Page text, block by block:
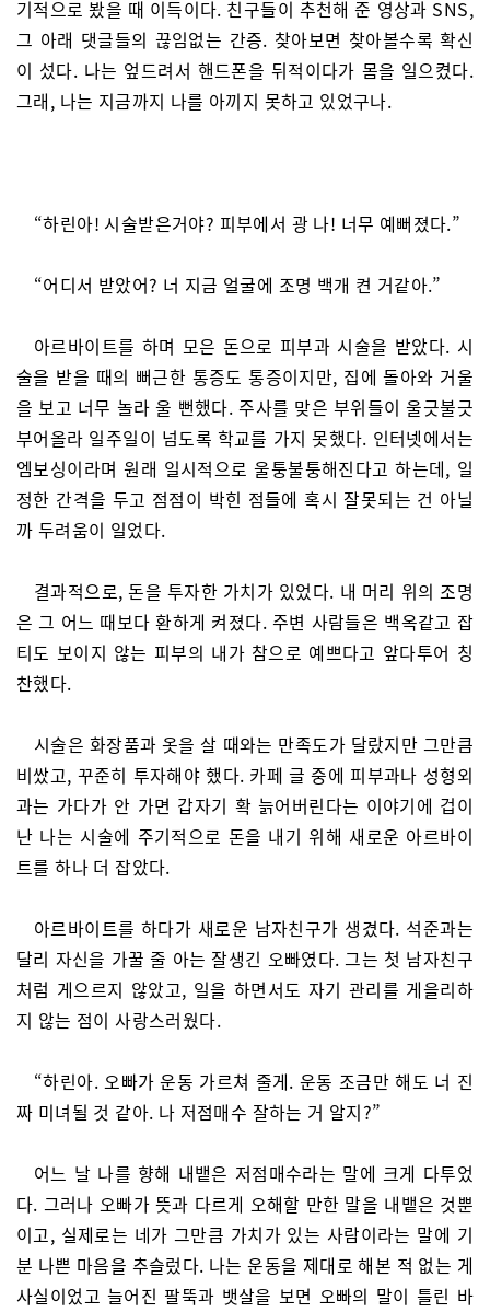
기적으로 봤을 때 이득이다. 친구들이 추천해 준 영상과 SNS,
그 아래 댓글들의 끊임없는 간증. 찾아보면 찾아볼수록 확신
이 섰다. 나는 엎드려서 핸드폰을 뒤적이다가 몸을 일으켰다.
그래, 나는 지금까지 나를 아끼지 못하고 있었구나.
“하린아! 시술받은거야? 피부에서 광 나! 너무 예뻐졌다.”
“어디서 받았어? 너 지금 얼굴에 조명 백개 켠 거같아.”
아르바이트를 하며 모은 돈으로 피부과 시술을 받았다. 시
술을 받을 때의 뻐근한 통증도 통증이지만, 집에 돌아와 거울
을 보고 너무 놀라 울 뻔했다. 주사를 맞은 부위들이 울긋불긋
부어올라 일주일이 넘도록 학교를 가지 못했다. 인터넷에서는
엠보싱이라며 원래 일시적으로 울퉁불퉁해진다고 하는데, 일
정한 간격을 두고 점점이 박힌 점들에 혹시 잘못되는 건 아닐
까 두려움이 일었다.
결과적으로, 돈을 투자한 가치가 있었다. 내 머리 위의 조명
은 그 어느 때보다 환하게 켜졌다. 주변 사람들은 백옥같고 잡
티도 보이지 않는 피부의 내가 참으로 예쁘다고 앞다투어 칭
찬했다.
시술은 화장품과 옷을 살 때와는 만족도가 달랐지만 그만큼
비쌌고, 꾸준히 투자해야 했다. 카페 글 중에 피부과나 성형외
과는 가다가 안 가면 갑자기 확 늙어버린다는 이야기에 겁이
난 나는 시술에 주기적으로 돈을 내기 위해 새로운 아르바이
트를 하나 더 잡았다.
아르바이트를 하다가 새로운 남자친구가 생겼다. 석준과는
달리 자신을 가꿀 줄 아는 잘생긴 오빠였다. 그는 첫 남자친구
처럼 게으르지 않았고, 일을 하면서도 자기 관리를 게을리하
지 않는 점이 사랑스러웠다.
“하린아. 오빠가 운동 가르쳐 줄게. 운동 조금만 해도 너 진
짜 미녀될 것 같아. 나 저점매수 잘하는 거 알지?”
어느 날 나를 향해 내뱉은 저점매수라는 말에 크게 다투었
다. 그러나 오빠가 뜻과 다르게 오해할 만한 말을 내뱉은 것뿐
이고, 실제로는 네가 그만큼 가치가 있는 사람이라는 말에 기
분 나쁜 마음을 추슬렀다. 나는 운동을 제대로 해본 적 없는 게
사실이었고 늘어진 팔뚝과 뱃살을 보면 오빠의 말이 틀린 바